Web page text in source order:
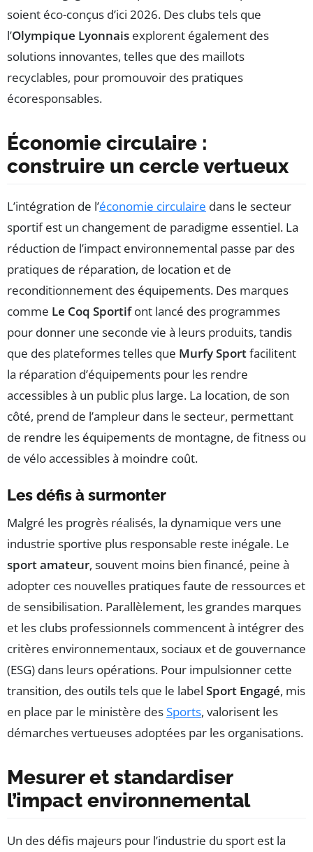
soient éco-conçus d’ici 2026. Des clubs tels que
l’Olympique Lyonnais explorent également des
solutions innovantes, telles que des maillots
recyclables, pour promouvoir des pratiques
écoresponsables.
Économie circulaire :
construire un cercle vertueux
L’intégration de l’économie circulaire dans le secteur
sportif est un changement de paradigme essentiel. La
réduction de l’impact environnemental passe par des
pratiques de réparation, de location et de
reconditionnement des équipements. Des marques
comme Le Coq Sportifont lancé des programmes
pour donner une seconde vie à leurs produits, tandis
que des plateformes telles que Murfy Sportfacilitent
la réparation d’équipements pour les rendre
accessibles à un public plus large. La location, de son
côté, prend de l’ampleur dans le secteur, permettant
de rendre les équipements de montagne, de fitness ou
de vélo accessibles à moindre coût.
Les défis à surmonter
Malgré les progrès réalisés, la dynamique vers une
industrie sportive plus responsable reste inégale. Le
sport amateur, souvent moins bien financé, peine à
adopter ces nouvelles pratiques faute de ressources et
de sensibilisation. Parallèlement, les grandes marques
et les clubs professionnels commencent à intégrer des
critères environnementaux, sociaux et de gouvernance
(ESG) dans leurs opérations. Pour impulsionner cette
transition, des outils tels que le label Sport Engagé, mis
en place par le ministère desSports, valorisent les
démarches vertueuses adoptées par les organisations.
Mesurer et standardiser
l’impact environnemental
Un des défis majeurs pour l’industrie du sport est la